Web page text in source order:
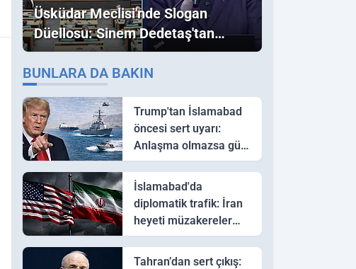
Üsküdar Meclisi'nde Slogan
Düellosu: Sinem Dedetaş'tan
Ezber Bozan "Erdoğan" ve
"İmamoğlu" Çıkışı!
BUNLARA DA BAKIN
Trump'tan İslamabad
öncesi sert uyarı:
Anlaşma olmazsa güç
kullanırız
İslamabad'da
diplomatik trafik: İran
heyeti müzakereler
için Pakistan'a ulaştı
Tahran’dan sert çıkış: